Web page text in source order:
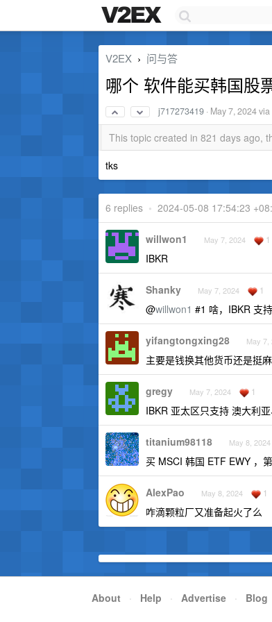
V2EX › 问与答
哪个 软件能买韩国股
j717273419 · May 7, 2024via
This topic created in 821 days ago,
tks
6 replies • 2024-05-08 17:54:23
willwon1 May 7, 2024 1
IBKR
Shanky May 7, 2024 1
@willwon1 #1 啥，IBKR 支
yifangtongxing28 May 7,
主要是钱换其他货币还是挺
gregy May 7, 2024 1
IBKR 亚太区只支持 澳大利
titanium98118 May 8, 2024
买 MSCI 韩国 ETF EWY ，
AlexPao May 8, 2024 1
咋滴颗粒厂又准备起火了么
About · Help · Advertise · Blog